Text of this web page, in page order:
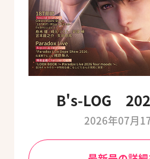
B's-LOG
2026年07月